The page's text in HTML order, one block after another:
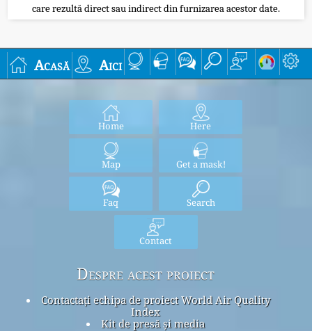
care rezultă direct sau indirect din furnizarea acestor date.
Acasă Aici
Home Here
Map Get a mask!
Faq Search
Contact
Despre acest proiect
Contactați echipa de proiect World Air Quality
Index
Kit de presă și media